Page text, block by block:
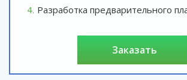
Разработка предварительного
заказать